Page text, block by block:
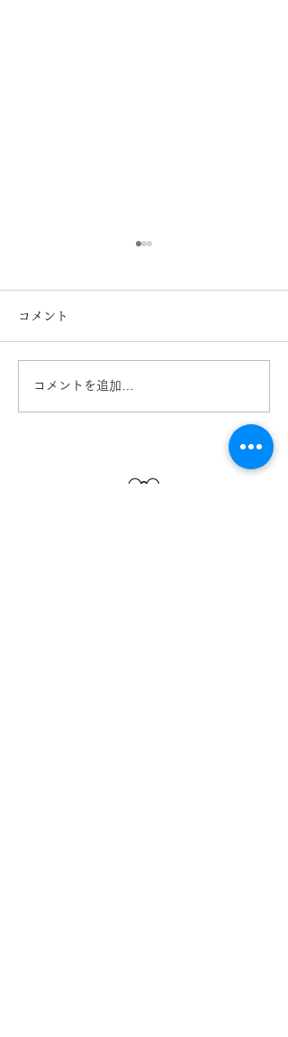
Ray-Ban 2026レイバン
コメント
コメントを追加…